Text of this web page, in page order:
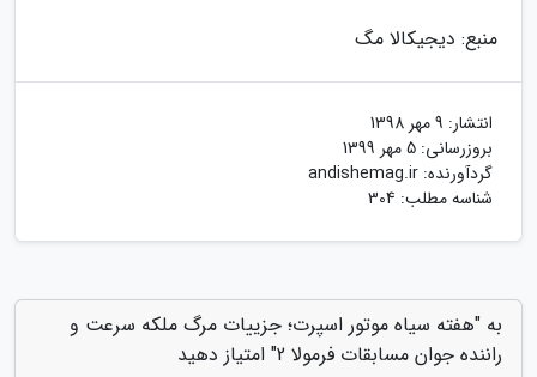
منبع: دیجیکالا مگ
انتشار: 9 مهر 1398
بروزرسانی: 5 مهر 1399
گردآورنده: andishemag.ir
شناسه مطلب: 304
به "هفته سیاه موتور اسپرت؛ جزییات مرگ ملکه سرعت و
راننده جوان مسابقات فرمولا 2" امتیاز دهید